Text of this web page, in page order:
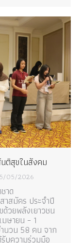
ติสุขในสังคม
05/2026
าด
าสมัคร ประจำปี
วยพลังเยาวชน
ษายน – 1
นวน 58 คน จาก
บความร่วมมือ